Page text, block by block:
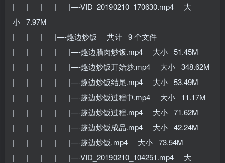
| | | | |—-VID_20190210_170630.mp4 大
小 7.97M
| | | |—-趣边炒饭 共计 9 个文件
| | | | |—-趣边腊肉炒饭.mp4 大小 51.45M
| | | | |—-趣边炒饭开始炒.mp4 大小 348.62M
| | | | |—-趣边炒饭结尾.mp4 大小 53.49M
| | | | |—-趣边炒饭过程中.mp4 大小 11.17M
| | | | |—-趣边炒饭过程.mp4 大小 71.62M
| | | | |—-趣边炒饭成品.mp4 大小 42.24M
| | | | |—-趣边炒饭.mp4 大小 73.54M
| | | | |—-VID_20190210_104251.mp4 大